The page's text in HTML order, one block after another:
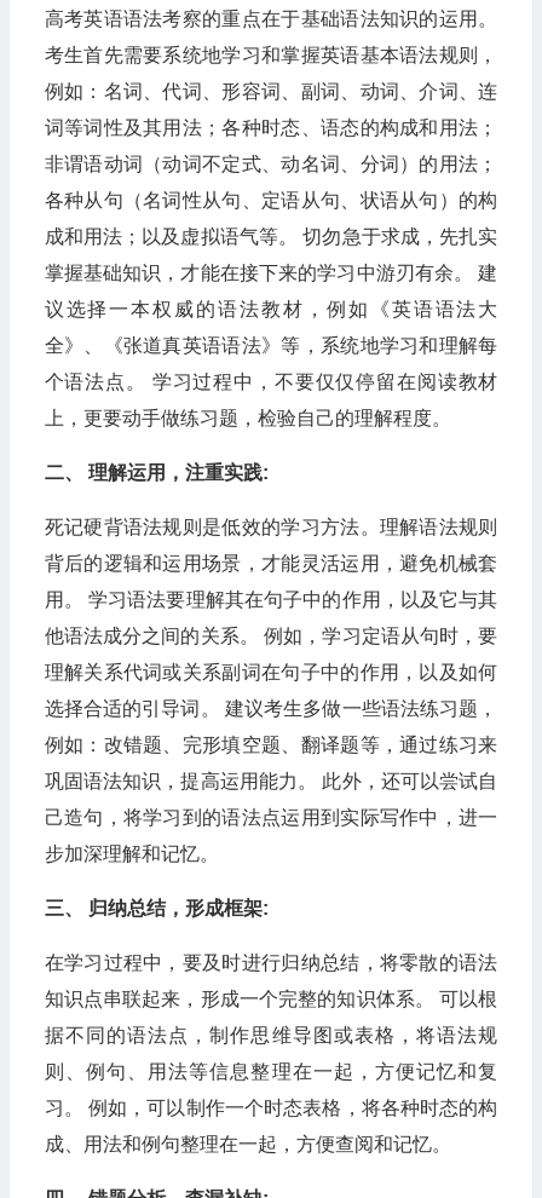
高考英语语法考察的重点在于基础语法知识的运用。
考生首先需要系统地学习和掌握英语基本语法规则，
例如：名词、代词、形容词、副词、动词、介词、连
词等词性及其用法；各种时态、语态的构成和用法；
非谓语动词（动词不定式、动名词、分词）的用法；
各种从句（名词性从句、定语从句、状语从句）的构
成和用法；以及虚拟语气等。 切勿急于求成，先扎实
掌握基础知识，才能在接下来的学习中游刃有余。 建
议选择一本权威的语法教材，例如《英语语法大
全》、《张道真英语语法》等，系统地学习和理解每
个语法点。 学习过程中，不要仅仅停留在阅读教材
上，更要动手做练习题，检验自己的理解程度。
二、 理解运用，注重实践:
死记硬背语法规则是低效的学习方法。理解语法规则
背后的逻辑和运用场景，才能灵活运用，避免机械套
用。 学习语法要理解其在句子中的作用，以及它与其
他语法成分之间的关系。 例如，学习定语从句时，要
理解关系代词或关系副词在句子中的作用，以及如何
选择合适的引导词。 建议考生多做一些语法练习题，
例如：改错题、完形填空题、翻译题等，通过练习来
巩固语法知识，提高运用能力。 此外，还可以尝试自
己造句，将学习到的语法点运用到实际写作中，进一
步加深理解和记忆。
三、 归纳总结，形成框架:
在学习过程中，要及时进行归纳总结，将零散的语法
知识点串联起来，形成一个完整的知识体系。 可以根
据不同的语法点，制作思维导图或表格，将语法规
则、例句、用法等信息整理在一起，方便记忆和复
习。 例如，可以制作一个时态表格，将各种时态的构
成、用法和例句整理在一起，方便查阅和记忆。